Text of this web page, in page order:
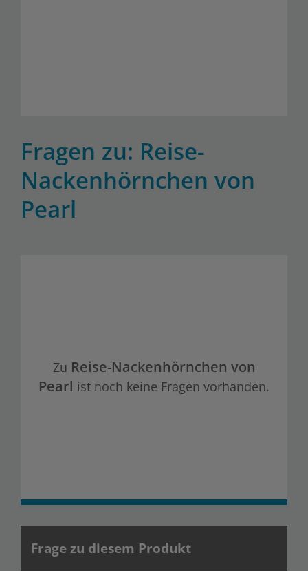
Fragen zu: Reise-
Nackenhörnchen von
Pearl
Zu Reise-Nackenhörnchen von
Pearl ist noch keine Fragen vorhanden.
Frage zu diesem Produkt